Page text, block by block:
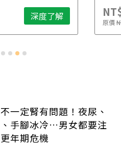
深度了解 原價
一定腎有問題！夜尿、
手腳冰冷…男女都要注
年期危機